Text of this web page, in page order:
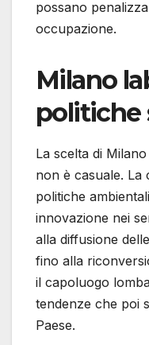
possano
occupazione.
Milano
politiche
La scelta di
non è casuale. La
politiche
innovazione nei
alla diffusione
fino alla
il capoluogo
tendenze che poi
Paese.